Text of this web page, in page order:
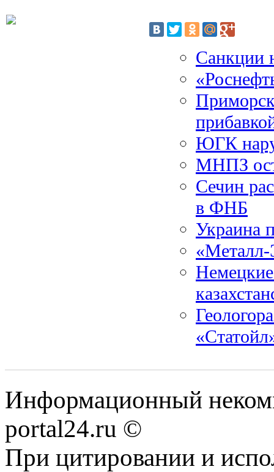
Санкции
ЮГК
МНПЗ
Сечин
в ФНБ
Украина
«Металл-
Информационный
portal24.ru ©
При цитировании и